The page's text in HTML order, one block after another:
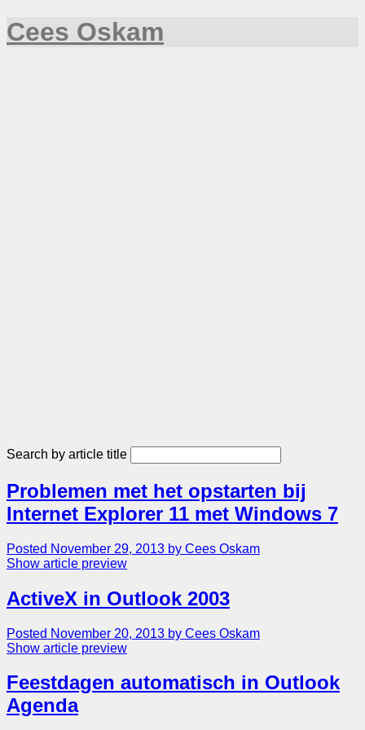
Cees Oskam
Search by article title
Problemen met het opstarten bij
Internet Explorer 11 met Windows 7
Posted November 29, 2013 by Cees Oskam
Show article preview
ActiveX in Outlook 2003
Posted November 20, 2013 by Cees Oskam
Show article preview
Feestdagen automatisch in Outlook
Agenda